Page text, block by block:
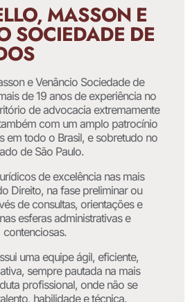
MASSON E
SOCIEDADE DE
e Venâncio Sociedade de
de 19 anos de experiência no
de advocacia extremamente
com um amplo patrocínio
em todo o Brasil, e sobretudo no
de São Paulo.
de excelência nas mais
Direito, na fase preliminar ou
de consultas, orientações e
esferas administrativas e
contenciosas.
uma equipe ágil, eficiente,
sempre pautada na mais
profissional, onde não se
habilidade e técnica.